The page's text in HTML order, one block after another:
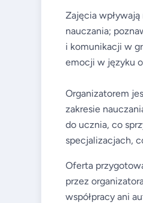
Zajęcia
nauczania;
i komunikacji w
emocji w języku
Organizatorem
zakresie
do ucznia, co
specjalizacjach,
Oferta
przez
współpracy ani